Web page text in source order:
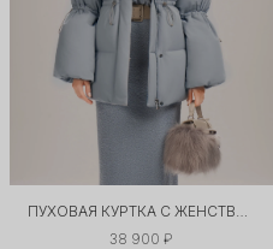
ПУХОВАЯ КУРТКА С ЖЕНСТВЕННЫМ СИЛУЭТОМ
38 900 ₽